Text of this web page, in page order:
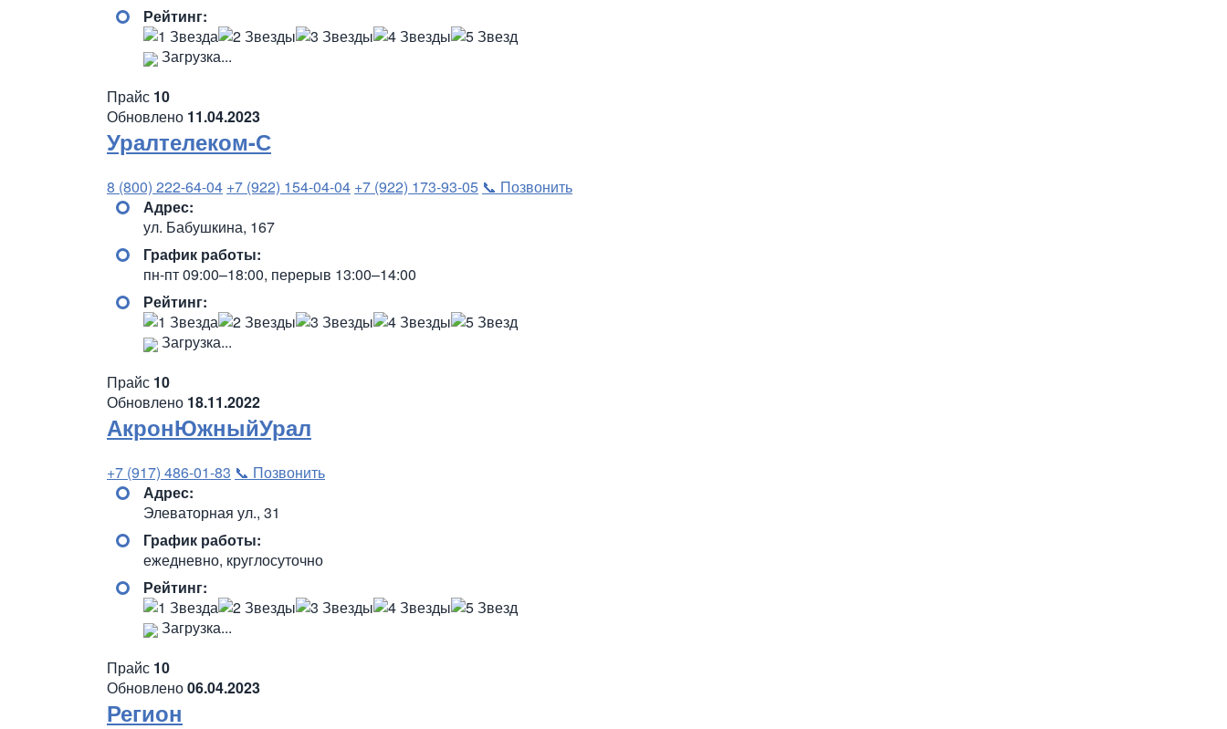
Рейтинг:
Загрузка...
Прайс 10
Обновлено 11.04.2023
Уралтелеком-С
8 (800) 222-64-04 +7 (922) 154-04-04 +7 (922) 173-93-05 📞 Позвонить
Адрес:
ул. Бабушкина, 167
График работы:
пн-пт 09:00–18:00, перерыв 13:00–14:00
Рейтинг:
Загрузка...
Прайс 10
Обновлено 18.11.2022
АкронЮжныйУрал
+7 (917) 486-01-83 📞 Позвонить
Адрес:
Элеваторная ул., 31
График работы:
ежедневно, круглосуточно
Рейтинг:
Загрузка...
Прайс 10
Обновлено06.04.2023
Регион